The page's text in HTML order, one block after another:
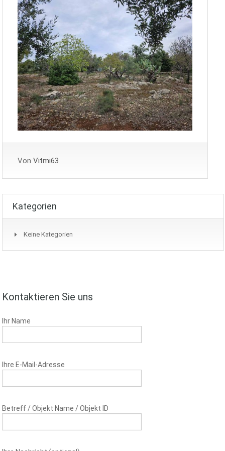
Von Vitmi63
Kategorien
Keine Kategorien
Kontaktieren Sie uns
Ihr Name
Ihre E-Mail-Adresse
Betreff / Objekt Name / Objekt ID